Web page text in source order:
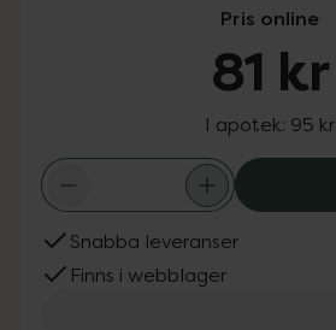
Pris online
81 kr
I apotek: 95 kr
Snabba leveranser
Finns i webblager